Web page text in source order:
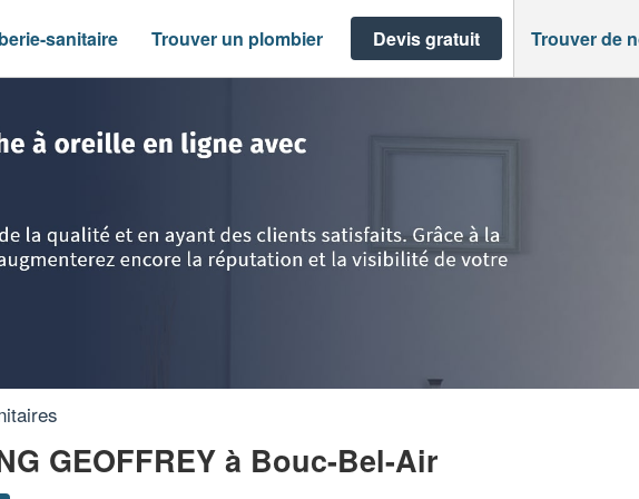
sanitaire Trouver un plombier Devis gratuit Trouver de
GEOFFREY à Bouc-Bel-Air